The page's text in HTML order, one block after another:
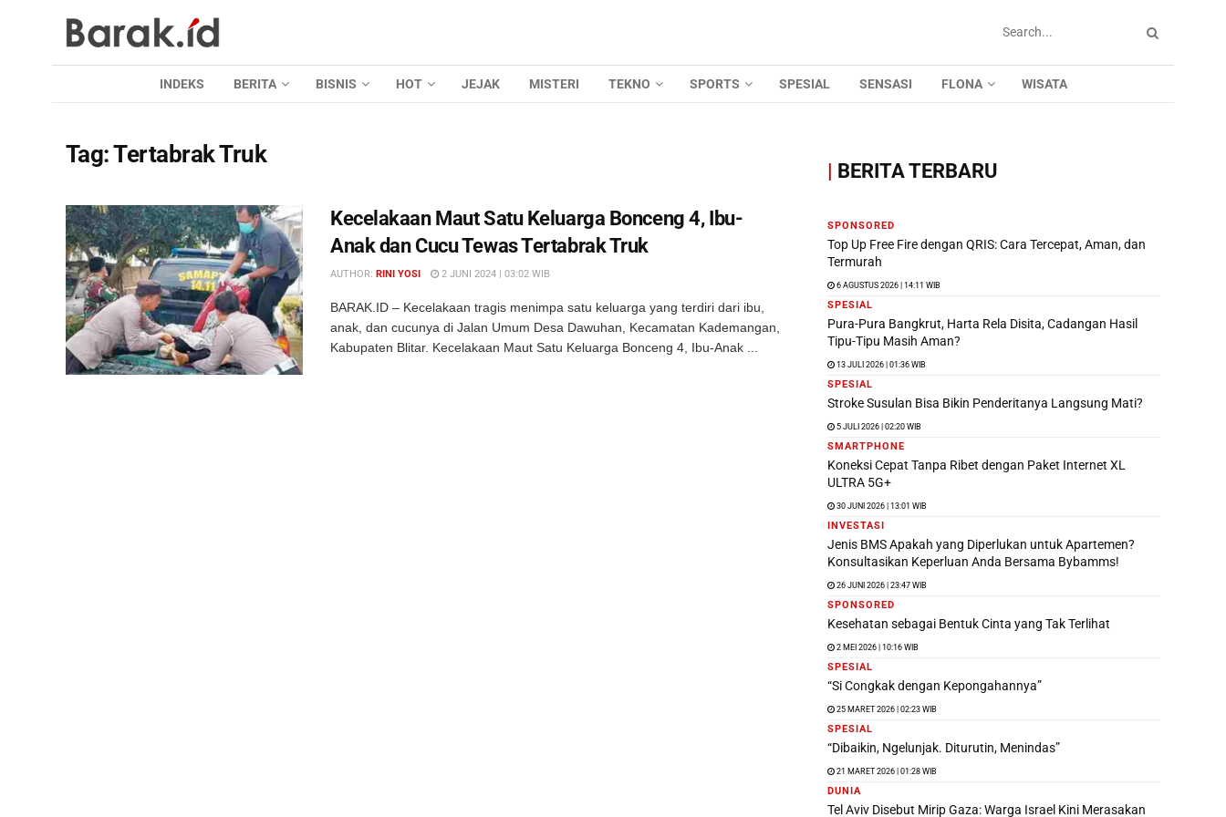
INDEKS BERITA BISNIS HOT JEJAK MISTERI TEKNO SPORTS SPESIAL SENSASI FLONA WISATA
Tag:Tertabrak Truk
Kecelakaan Maut Satu Keluarga Bonceng 4, Ibu-
Anak dan Cucu Tewas Tertabrak Truk
AUTHOR: RINI YOSI 2 JUNI 2024 | 03:02 WIB
BARAK.ID – Kecelakaan tragis menimpa satu keluarga yang terdiri dari ibu,
anak, dan cucunya di Jalan Umum Desa Dawuhan, Kecamatan Kademangan,
Kabupaten Blitar. Kecelakaan Maut Satu Keluarga Bonceng 4, Ibu-Anak ...
| BERITA TERBARU
SPONSORED
Top Up Free Fire dengan QRIS: Cara Tercepat, Aman, dan
Termurah
6 AGUSTUS 2026 | 14:11 WIB
SPESIAL
Pura-Pura Bangkrut, Harta Rela Disita, Cadangan Hasil
Tipu-Tipu Masih Aman?
13 JULI 2026 | 01:36 WIB
SPESIAL
Stroke Susulan Bisa Bikin Penderitanya Langsung Mati?
5 JULI 2026 | 02:20 WIB
SMARTPHONE
Koneksi Cepat Tanpa Ribet dengan Paket Internet XL
ULTRA 5G+
30 JUNI 2026 | 13:01 WIB
INVESTASI
Jenis BMS Apakah yang Diperlukan untuk Apartemen?
Konsultasikan Keperluan Anda Bersama Bybamms!
26 JUNI 2026 | 23:47 WIB
SPONSORED
Kesehatan sebagai Bentuk Cinta yang Tak Terlihat
2 MEI 2026 | 10:16 WIB
SPESIAL
“Si Congkak dengan Kepongahannya”
25 MARET 2026 | 02:23 WIB
SPESIAL
“Dibaikin, Ngelunjak. Diturutin, Menindas”
21 MARET 2026 | 01:28 WIB
DUNIA
Tel Aviv Disebut Mirip Gaza: Warga Israel Kini Merasakan